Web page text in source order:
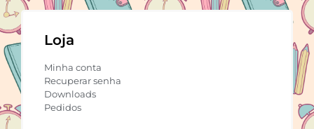
Loja
Minha conta
Recuperar senha
Downloads
Pedidos